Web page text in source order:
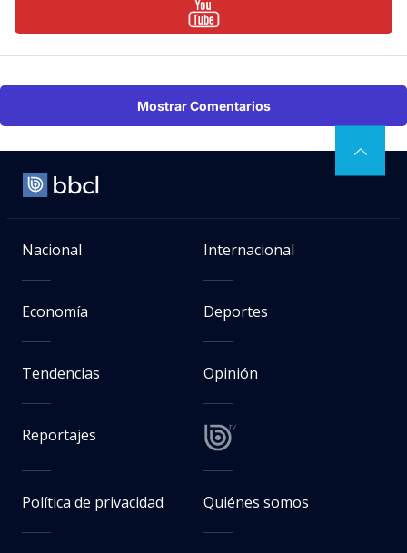
Mostrar Comentarios
Nacional Internacional
Economía Deportes
Tendencias Opinión
Reportajes
Política de privacidad Quiénes somos